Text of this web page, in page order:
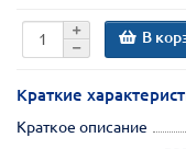
В
Краткие
Краткое описание